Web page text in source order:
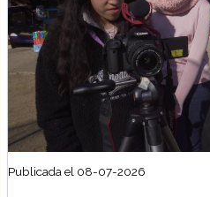
Publicada el 08-07-2026